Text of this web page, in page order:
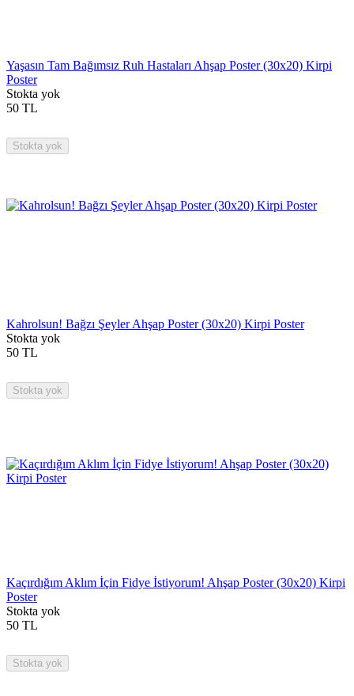
Yaşasın Tam Bağımsız Ruh Hastaları Ahşap Poster (30x20) Kirpi
Poster
Stokta yok
50 TL
Stokta yok
Kahrolsun! Bağzı Şeyler Ahşap Poster (30x20) Kirpi Poster
Stokta yok
50 TL
Stokta yok
Kaçırdığım Aklım İçin Fidye İstiyorum! Ahşap Poster (30x20) Kirpi
Poster
Stokta yok
50 TL
Stokta yok